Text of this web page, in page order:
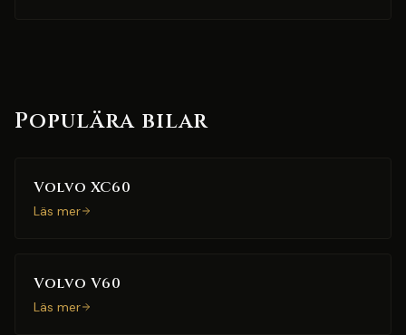
Populära bilar
Volvo XC60
Läs mer
Volvo V60
Läs mer